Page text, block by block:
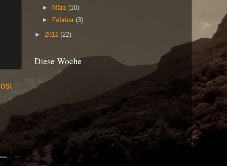
►
März(10)
►
Februar(3)
► 2011 (22)
Diese Woche